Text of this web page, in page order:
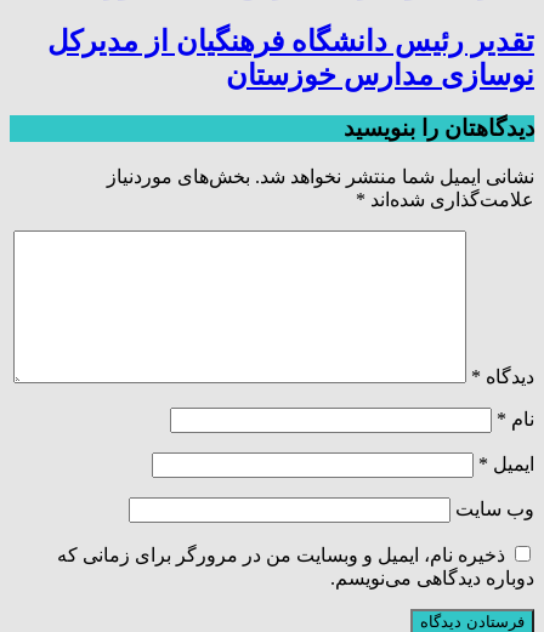
تقدیر رئیس دانشگاه فرهنگیان از مدیرکل
نوسازی مدارس خوزستان
دیدگاهتان را بنویسید
نشانی ایمیل شما منتشر نخواهد شد. بخش‌های موردنیاز
علامت‌گذاری شده‌اند *
دیدگاه *
نام *
ایمیل *
وب‌ سایت
ذخیره نام، ایمیل و وبسایت من در مرورگر برای زمانی که
دوباره دیدگاهی می‌نویسم.